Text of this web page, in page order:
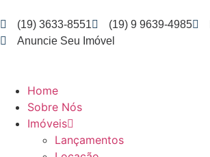
(19) 3633-8551 (19) 9 9639-4985
Anuncie Seu Imóvel
Home
Sobre Nós
Imóveis
Lançamentos